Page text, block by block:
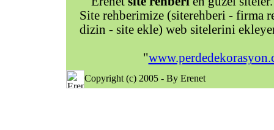
Site rehberimize (siterehberi - firma
dizin - site ekle) web sitelerini
"
Copyright (c) 2005 - By Erenet